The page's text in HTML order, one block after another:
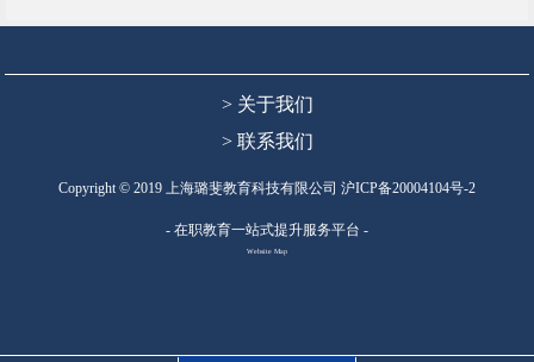
> 关于我们
> 联系我们
Copyright © 2019 上海璐斐教育科技有限公司 沪ICP备20004104号-2
- 在职教育一站式提升服务平台 -
Website Map